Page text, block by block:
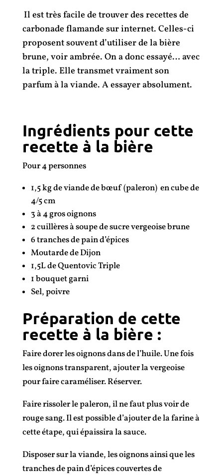
Il est très facile de trouver des recettes de
carbonade flamande sur internet. Celles-ci
proposent souvent d’utiliser de la bière
brune, voir ambrée. On a donc essayé… avec
la triple. Elle transmet vraiment son
parfum à la viande. A essayer absolument.
Ingrédients pour cette
recette à la bière
Pour 4 personnes
1,5 kg de viande de bœuf (paleron) en cube de
4/5 cm
3 à 4 gros oignons
2 cuillères à soupe de sucre vergeoise brune
6 tranches de pain d’épices
Moutarde de Dijon
1,5L de Quentovic Triple
1 bouquet garni
Sel, poivre
Préparation de cette
recette à la bière :
Faire dorer les oignons dans de l’huile. Une fois
les oignons transparent, ajouter la vergeoise
pour faire caraméliser. Réserver.
Faire rissoler le paleron, il ne faut plus voir de
rouge sang. Il est possible d’ajouter de la farine à
cette étape, qui épaissira la sauce.
Disposer sur la viande, les oignons ainsi que les
tranches de pain d’épices couvertes de